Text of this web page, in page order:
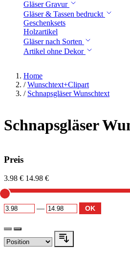
Gläser Gravur
Gläser & Tassen bedruckt
Geschenksets
Holzartikel
Gläser nach Sorten
Artikel ohne Dekor
Home
/ Wunschtext+Clipart
/ Schnapsgläser Wunschtext
Schnapsgläser
Preis
3.98 € 14.98 €
— OK